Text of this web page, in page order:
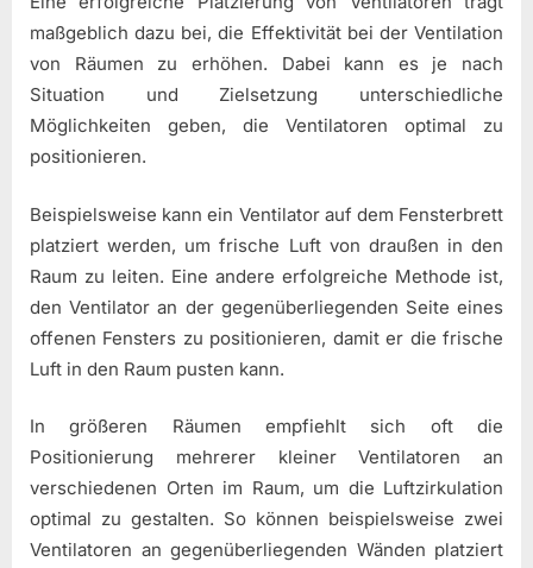
maßgeblich dazu bei, die Effektivität bei der Ventilation
von Räumen zu erhöhen. Dabei kann es je nach
Situation und Zielsetzung unterschiedliche
Möglichkeiten geben, die Ventilatoren optimal zu
positionieren.
Beispielsweise kann ein Ventilator auf dem Fensterbrett
platziert werden, um frische Luft von draußen in den
Raum zu leiten. Eine andere erfolgreiche Methode ist,
den Ventilator an der gegenüberliegenden Seite eines
offenen Fensters zu positionieren, damit er die frische
Luft in den Raum pusten kann.
In größeren Räumen empfiehlt sich oft die
Positionierung mehrerer kleiner Ventilatoren an
verschiedenen Orten im Raum, um die Luftzirkulation
optimal zu gestalten. So können beispielsweise zwei
Ventilatoren an gegenüberliegenden Wänden platziert